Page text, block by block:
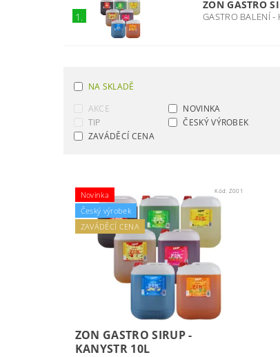
1.
ZON GASTRO
GASTRO
NA SKLADĚ
AKCE
NOVINKA
TIP
ČESKÝ VÝROBEK
ZAVÁDĚCÍ CENA
Novinka
Český výrobek
ZAVÁDĚCÍ CENA
Kód: Z001
ZON GASTRO SIRUP -
KANYSTR 10L